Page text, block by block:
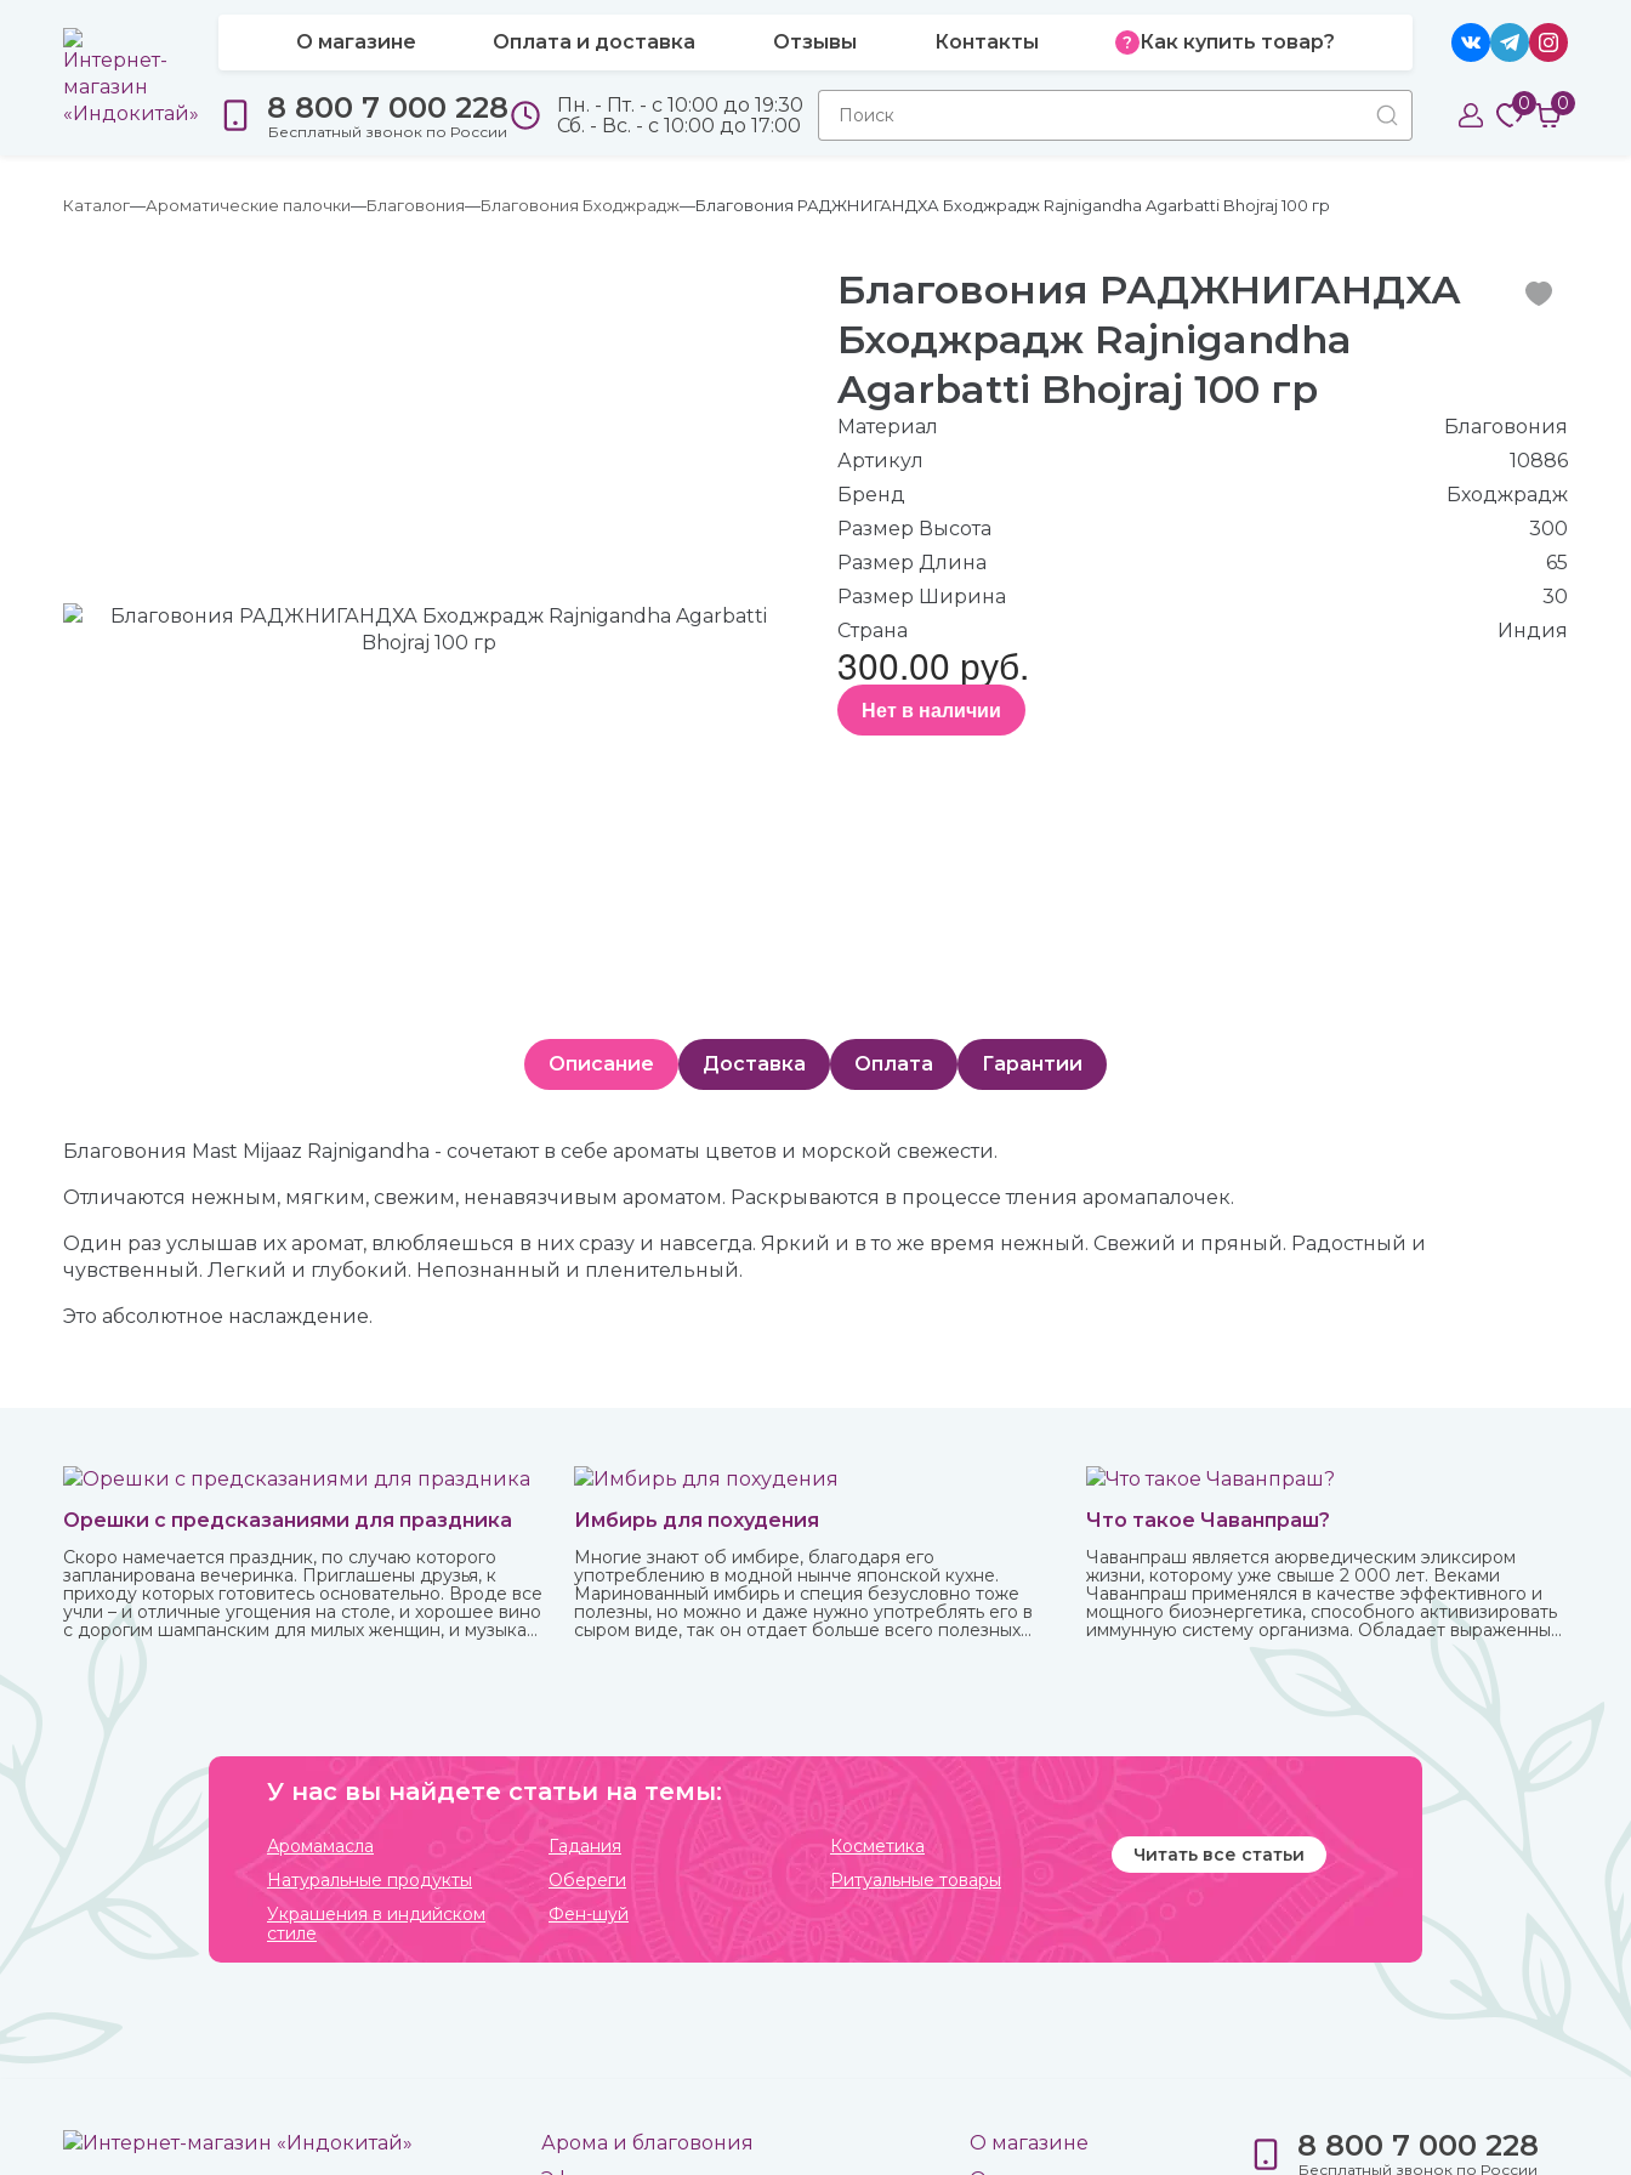
О магазине Оплата и доставка Отзывы Контакты Как купить товар?
8 800 7 000 228
Бесплатный звонок по России
Пн. - Пт. - с 10:00 до 19:30
Сб. - Вс. - с 10:00 до 17:00
0 0
Каталог Ароматические палочки Благовония Благовония Бходжрадж Благовония РАДЖНИГАНДХА Бходжрадж Rajnigandha Agarbatti Bhojraj 100 гр
Благовония РАДЖНИГАНДХА
Бходжрадж Rajnigandha
Agarbatti Bhojraj 100 гр
Материал
Благовония
Артикул
10886
Бренд
Бходжрадж
Размер Высота
300
Размер Длина
65
Размер Ширина
30
Страна
Индия
300.00 руб.
Нет в наличии
Описание Доставка Оплата Гарантии
Благовония Mast Mijaaz Rajnigandha - cочетают в себе ароматы цветов и морской свежести.
Отличаются нежным, мягким, свежим, ненавязчивым ароматом. Раскрываются в процессе тления аромапалочек.
Один раз услышав их аромат, влюбляешься в них сразу и навсегда. Яркий и в то же время нежный. Свежий и пряный. Радостный и
чувственный. Легкий и глубокий. Непознанный и пленительный.
Это абсолютное наслаждение.
Орешки с предсказаниями для праздника
Скоро намечается праздник, по случаю которого
запланирована вечеринка. Приглашены друзья, к
приходу которых готовитесь основательно. Вроде все
учли – и отличные угощения на столе, и хорошее вино
с дорогим шампанским для милых женщин, и музыка
на любой вкус. И все же чего-то не хватает? Конечно!
Это интересного и необычного развлечения, которое
должно прийтись по нраву всем.
Имбирь для похудения
Многие знают об имбире, благодаря его
употреблению в модной нынче японской кухне.
Маринованный имбирь и специя безусловно тоже
полезны, но можно и даже нужно употреблять его в
сыром виде, так он отдает больше всего полезных
Что такое Чаванпраш?
Чаванпраш является аюрведическим эликсиром
жизни, которому уже свыше 2 000 лет. Веками
Чаванпраш применялся в качестве эффективного и
мощного биоэнергетика, способного активизировать
иммунную систему организма. Обладает выраженным
омолаживающим действием, оздоравливает и
укрепляет, улучшает кровообращение,
восстанавливает деятельность нервных и
эндокринных функций. Его включают в
терапевтический комплекс для борьбы со многими
хроническими заболеваниями. Рекомендован для
приема с пищей.
У нас вы найдете статьи на темы:
Аромамасла Гадания
Косметика
Натуральные продукты
Обереги
Ритуальные товары
Украшения в индийском
стиле
Фен-шуй
Читать все статьи
Арома и благовония
О магазине
8 800 7 000 228
Бесплатный звонок по России